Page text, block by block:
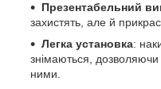
Презентабельний
захистять, але й
Легка установка:
знімаються, дозволяючи
ними.